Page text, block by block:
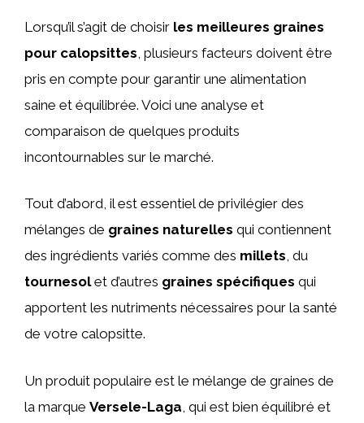
Lorsqu’il s’agit de choisir les meilleures graines
pour calopsittes , plusieurs facteurs doivent être
pris en compte pour garantir une alimentation
saine et équilibrée. Voici une analyse et
comparaison de quelques produits
incontournables sur le marché.
Tout d’abord, il est essentiel de privilégier des
mélanges de graines naturelles qui contiennent
des ingrédients variés comme des millets, du
tournesolet d’autres graines spécifiques qui
apportent les nutriments nécessaires pour la santé
de votre calopsitte.
Un produit populaire est le mélange de graines de
la marque Versele-Laga , qui est bien équilibré et